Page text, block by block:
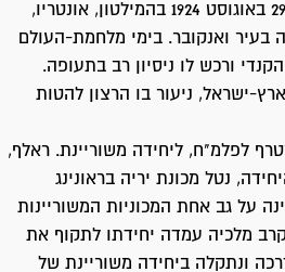
ראלף בן רוזה ונתן. נולד ב-29 באוגוסט 1924 בהמילטון, אונטריו,
בעיר ואנקובר. בימי מלחמת-העולם
ורכש לו ניסיון רב בתעופה.
ישראל, ניעור בו הרצון להטות
והצטרף לפלמ"ח, ליחידה משוריינת. ראלף,
נטל מכונת יריה בראונינג
על גב אחת המכוניות המשוריינות
מלכיה עמדה יחידתו לתקוף את
ונתקלה ביחידה משוריינת של